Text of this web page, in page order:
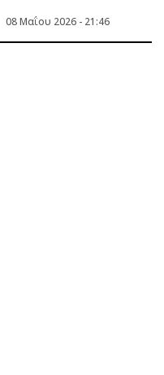
08 Μαΐου 2026 - 21:46